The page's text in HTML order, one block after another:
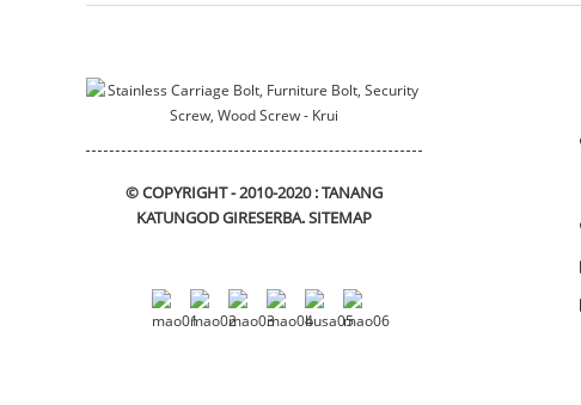
© COPYRIGHT - 2010-2020 : TANANG
KATUNGOD GIRESERBA.SITEMAP